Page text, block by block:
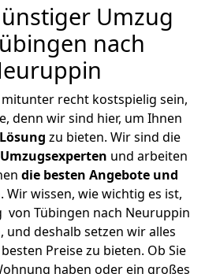
Umzug
nach
recht kostspielig sein,
denn wir sind hier, um Ihnen
Lösung zu bieten. Wir sind die
und arbeiten
die besten Angebote und
Wir wissen, wie wichtig es ist,
von Tübingen nach Neuruppin
und deshalb setzen wir alles
Preise zu bieten. Ob Sie
haben oder ein großes